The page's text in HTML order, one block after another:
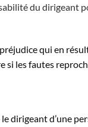
du dirigeant
qui en
si les fautes
dirigeant d’une